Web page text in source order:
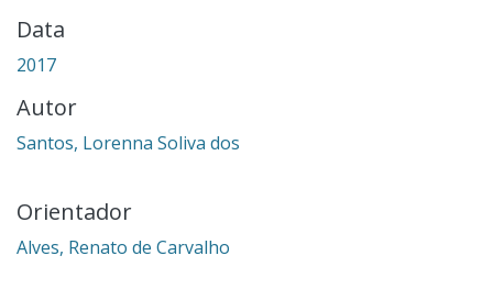
Data
2017
Autor
Santos, Lorenna Soliva dos
Orientador
Alves, Renato de Carvalho